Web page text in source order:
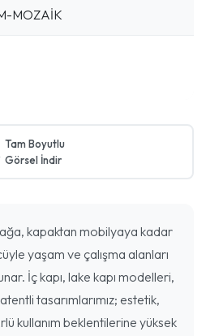
MOZAİK
Tam Boyutlu
Görsel İndir
kapaktan mobilyaya kadar
yaşam ve çalışma alanları
İç kapı, lake kapı modelleri,
tasarımlarımız; estetik,
kullanım beklentilerine yüksek